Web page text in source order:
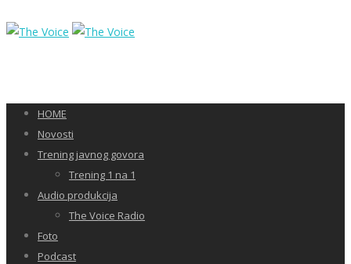
HOME
Novosti
Trening javnog govora
Trening 1 na 1
Audio produkcija
The Voice Radio
Foto
Podcast